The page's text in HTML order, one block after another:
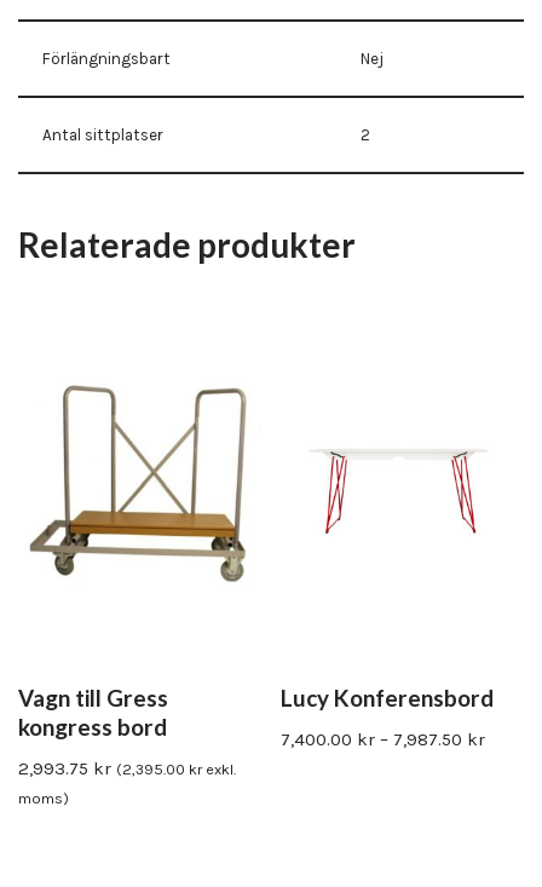
Förlängningsbart Nej
Antal sittplatser 2
Relaterade produkter
Vagn till Gress
kongress bord
2,993.75 kr (2,395.00 krexkl.
moms)
Lucy Konferensbord
7,400.00 kr – 7,987.50 kr